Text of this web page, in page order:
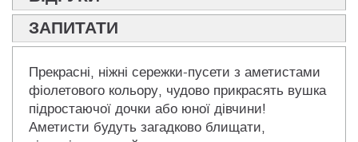
ЗАПИТАТИ
Прекрасні, ніжні сережки-пусети з аметистами
фіолетового кольору, чудово прикрасять вушка
підростаючої дочки або юної дівчини!
Аметисти будуть загадково блищати,